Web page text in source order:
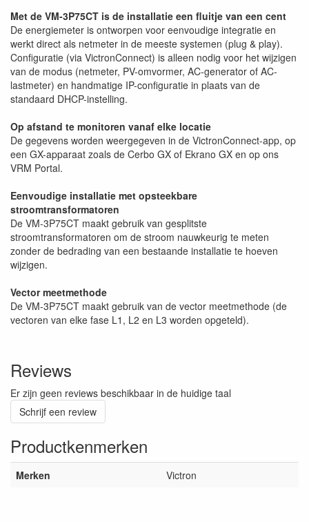
Met de VM-3P75CT is de installatie een fluitje van een cent
De energiemeter is ontworpen voor eenvoudige integratie en
werkt direct als netmeter in de meeste systemen (plug & play).
Configuratie (via VictronConnect) is alleen nodig voor het wijzigen
van de modus (netmeter, PV-omvormer, AC-generator of AC-
lastmeter) en handmatige IP-configuratie in plaats van de
standaard DHCP-instelling.
Op afstand te monitoren vanaf elke locatie
De gegevens worden weergegeven in de VictronConnect-app, op
een GX-apparaat zoals de Cerbo GX of Ekrano GX en op ons
VRM Portal.
Eenvoudige installatie met opsteekbare
stroomtransformatoren
De VM-3P75CT maakt gebruik van gesplitste
stroomtransformatoren om de stroom nauwkeurig te meten
zonder de bedrading van een bestaande installatie te hoeven
wijzigen.
Vector meetmethode
De VM-3P75CT maakt gebruik van de vector meetmethode (de
vectoren van elke fase L1, L2 en L3 worden opgeteld).
Reviews
Er zijn geen reviews beschikbaar in de huidige taal
Schrijf een review
Productkenmerken
Merken Victron